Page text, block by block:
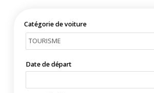
Catégorie de voiture
Date de départ